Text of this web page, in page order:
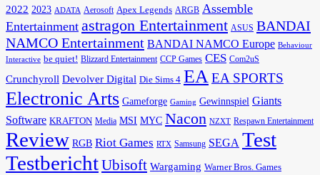
2022 2023 ADATA Aerosoft Apex Legends ARGB Assemble
Entertainment astragon Entertainment ASUS BANDAI
NAMCO Entertainment BANDAI NAMCO Europe Behaviour
Interactive be quiet! Blizzard Entertainment CCP Games CES Com2uS
Crunchyroll Devolver Digital Die Sims 4 EA EA SPORTS
Electronic Arts Gameforge Gaming Gewinnspiel Giants
Software KRAFTON Media MSI MYC Nacon NZXT Respawn Entertainment
Review RGB Riot Games RTX Samsung SEGA Test
TestberichtUbisoft Wargaming Warner Bros. Games